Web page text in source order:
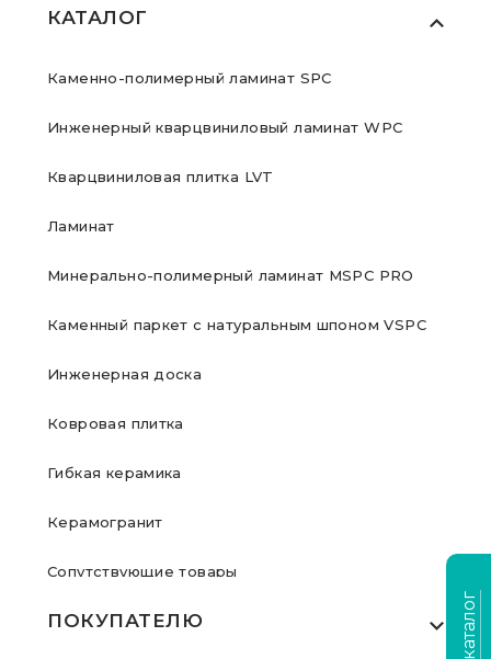
КАТАЛОГ
Каменно-полимерный ламинат SPC
Инженерный кварцвиниловый ламинат WPC
Кварцвиниловая плитка LVT
Ламинат
Минерально-полимерный ламинат MSPC PRO
Каменный паркет с натуральным шпоном VSPC
Инженерная доска
Ковровая плитка
Гибкая керамика
Керамогранит
Сопутствующие товары
ПОКУПАТЕЛЮ